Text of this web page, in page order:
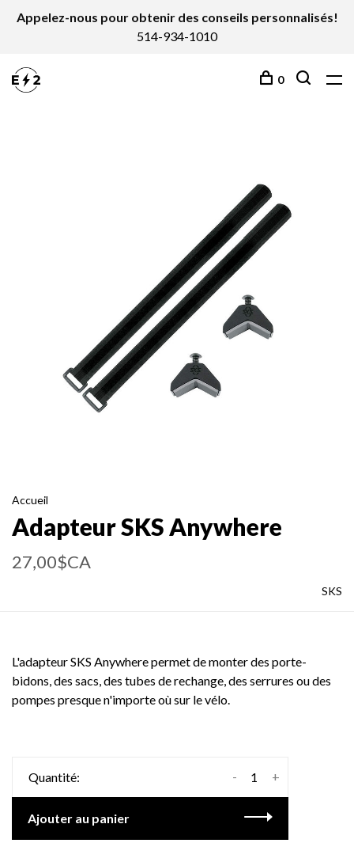
Appelez-nous pour obtenir des conseils personnalisés!
514-934-1010
0
Accueil
Adapteur SKS Anywhere
27,00$CA
SKS
L'adapteur SKS Anywhere permet de monter des porte-
bidons, des sacs, des tubes de rechange, des serrures ou des
pompes presque n'importe où sur le vélo.
Quantité: +
-
Ajouter au panier